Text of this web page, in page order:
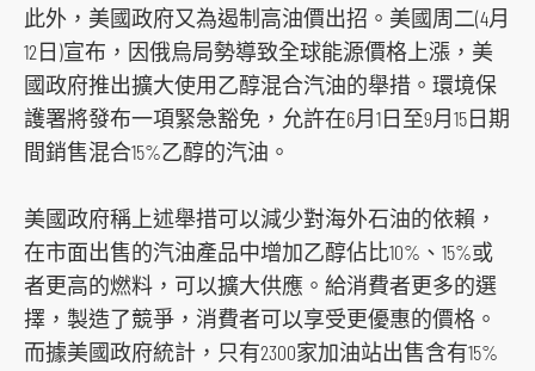
此外，美國政府又為遏制高油價出招。美國周二(4月
12日)宣布，因俄烏局勢導致全球能源價格上漲，美
國政府推出擴大使用乙醇混合汽油的舉措。環境保
護署將發布一項緊急豁免，允許在6月1日至9月15日期
間銷售混合15%乙醇的汽油。
美國政府稱上述舉措可以減少對海外石油的依賴，
在市面出售的汽油產品中增加乙醇佔比10%、15%或
者更高的燃料，可以擴大供應。給消費者更多的選
擇，製造了競爭，消費者可以享受更優惠的價格。
而據美國政府統計，只有2300家加油站出售含有15%